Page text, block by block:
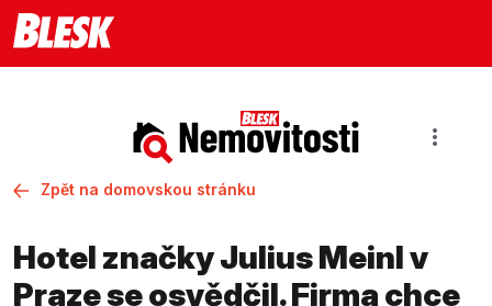
Zpět na domovskou stránku
Hotel značky Julius Meinl v
Praze se osvědčil. Firma chce